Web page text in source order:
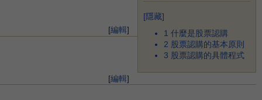
[隱藏]
1 什麼是股票認購
2 股票認購的基本原則
3 股票認購的具體程式
[編輯]
[編輯]